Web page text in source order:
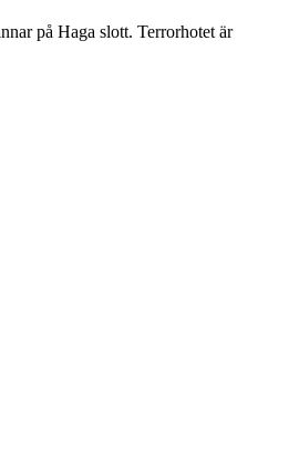
på Haga slott. Terrorhotet är